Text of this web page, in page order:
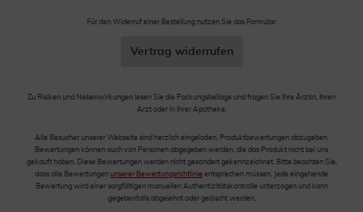
Für den Widerruf einer Bestellung nutzen Sie das Formular:
Vertrag widerrufen
Zu Risiken und Nebenwirkungen lesen Sie die Packungsbeilage und fragen Sie Ihre Ärztin, Ihren
Arzt oder in Ihrer Apotheke.
Alle Besucher unserer Webseite sind herzlich eingeladen, Produktbewertungen abzugeben.
Bewertungen können auch von Personen abgegeben werden, die das Produkt nicht bei uns
gekauft haben. Diese Bewertungen werden nicht gesondert gekennzeichnet. Bitte beachten Sie,
dass alle Bewertungen unserer Bewertungsrichtlinie entsprechen müssen. Jede eingehende
Bewertung wird einer sorgfältigen manuellen Authentizitätskontrolle unterzogen und kann
gegebenfalls abgelehnt oder gelöscht werden.